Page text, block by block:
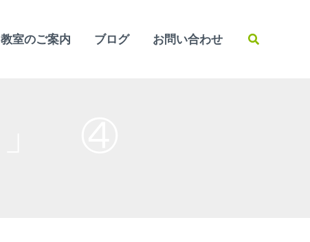
教室のご案内 ブログ お問い合わせ
検